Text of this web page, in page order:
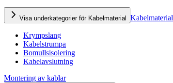
Visa underkategorier för Kabelmaterial Kabelmaterial
Krympslang
Kabelstrumpa
Bomullsisolering
Kabelavslutning
Montering av kablar